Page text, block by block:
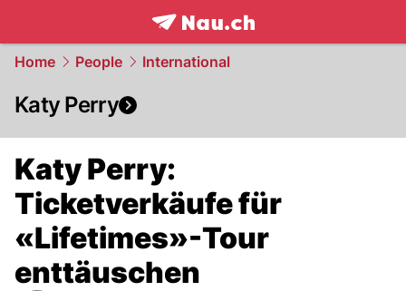
frontpage.NAU.ch
Home People International
Katy Perry
Katy Perry:
Ticketverkäufe für
«Lifetimes»-Tour
enttäuschen